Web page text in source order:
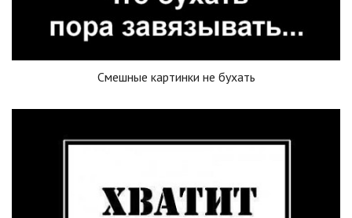
Смешные картинки не бухать